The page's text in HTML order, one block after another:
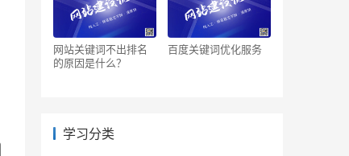
网站关键词不出排名
的原因是什么？
百度关键词优化服务
学习分类